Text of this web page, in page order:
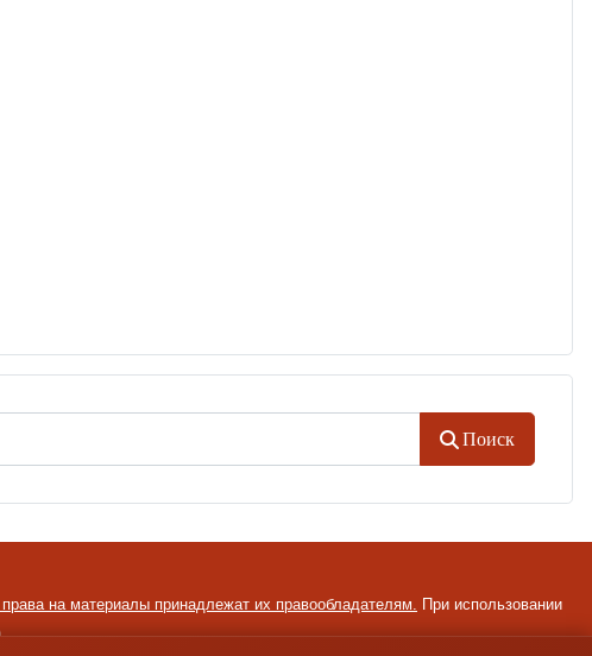
Поиск
на материалы принадлежат их правообладателям. При использовании